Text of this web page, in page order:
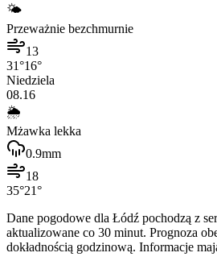
🌤️
Przeważnie bezchmurnie
13
31°16°
Niedziela
08.16
🌦️
Mżawka lekka
0.9mm
18
35°21°
Dane pogodowe dla Łódź pochodzą z
aktualizowane co 30 minut. Prognoza
dokładnością godzinową. Informacje